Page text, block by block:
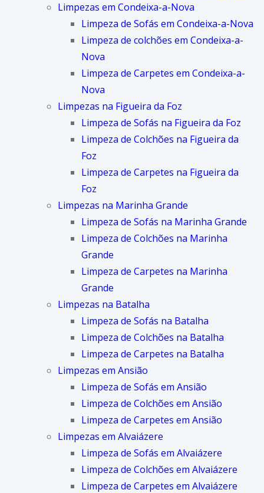
Limpezas em Condeixa-a-Nova
Limpeza de Sofás em Condeixa-a-Nova
Limpeza de colchões em Condeixa-a-
Nova
Limpeza de Carpetes em Condeixa-a-
Nova
Limpezas na Figueira da Foz
Limpeza de Sofás na Figueira da Foz
Limpeza de Colchões na Figueira da
Foz
Limpeza de Carpetes na Figueira da
Foz
Limpezas na Marinha Grande
Limpeza de Sofás na Marinha Grande
Limpeza de Colchões na Marinha
Grande
Limpeza de Carpetes na Marinha
Grande
Limpezas na Batalha
Limpeza de Sofás na Batalha
Limpeza de Colchões na Batalha
Limpeza de Carpetes na Batalha
Limpezas em Ansião
Limpeza de Sofás em Ansião
Limpeza de Colchões em Ansião
Limpeza de Carpetes em Ansião
Limpezas em Alvaiázere
Limpeza de Sofás em Alvaiázere
Limpeza de Colchões em Alvaiázere
Limpeza de Carpetes em Alvaiázere